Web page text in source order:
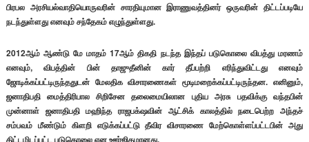
பிரபல அரசியல்வாதியொருவரின் சாரதியுமான இராணுவத்தினர் ஒருவரின் திட்டப்படியே
நடந்துள்ளது எனவும் சந்தேகம் எழுந்துள்ளது.
2012ஆம் ஆண்டு மே மாதம் 17ஆம் திகதி நடந்த இந்தப் படுகொலை விபத்து மரணம்
எனவும், விபத்தின் பின் தாஜுதீனின் கார் தீப்பற்றி எரிந்துவிட்டது எனவும்
ஜோடிக்கப்பட்டிருந்ததுடன் மேலதிக விசாரணைகள் மூடிமறைக்கப்பட்டிருந்தன. எனினும்,
ஜனாதிபதி மைத்திரிபால சிறிசேன தலைமையிலான புதிய அரசு பதவிக்கு வந்தபின்
முன்னாள் ஜனாதிபதி மஹிந்த ராஜபக்‌ஷவின் ஆட்சிக் காலத்தில் நடைபெற்ற அந்தச்
சம்பவம் மீண்டும் கிளறி எடுக்கப்பட்டு தீவிர விசாரணை மேற்கொள்ளப்பட்டபின் அது
திட்டமிடப்பட்ட படுகொலை என ஊர்ஜிதமானது.